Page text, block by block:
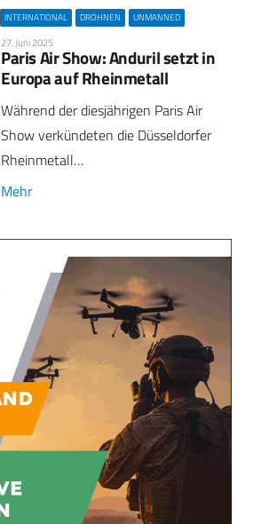
INTERNATIONAL DROHNEN UNMANNED
27. Juni 2025
Paris Air Show: Anduril setzt in
Europa auf Rheinmetall
Während der diesjährigen Paris Air
Show verkündeten die Düsseldorfer
Rheinmetall…
Mehr